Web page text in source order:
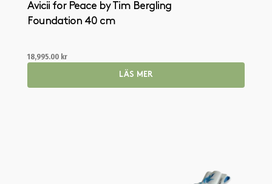
Avicii for Peace by Tim Bergling
Foundation 40 cm
18,995.00 kr
LÄS MER